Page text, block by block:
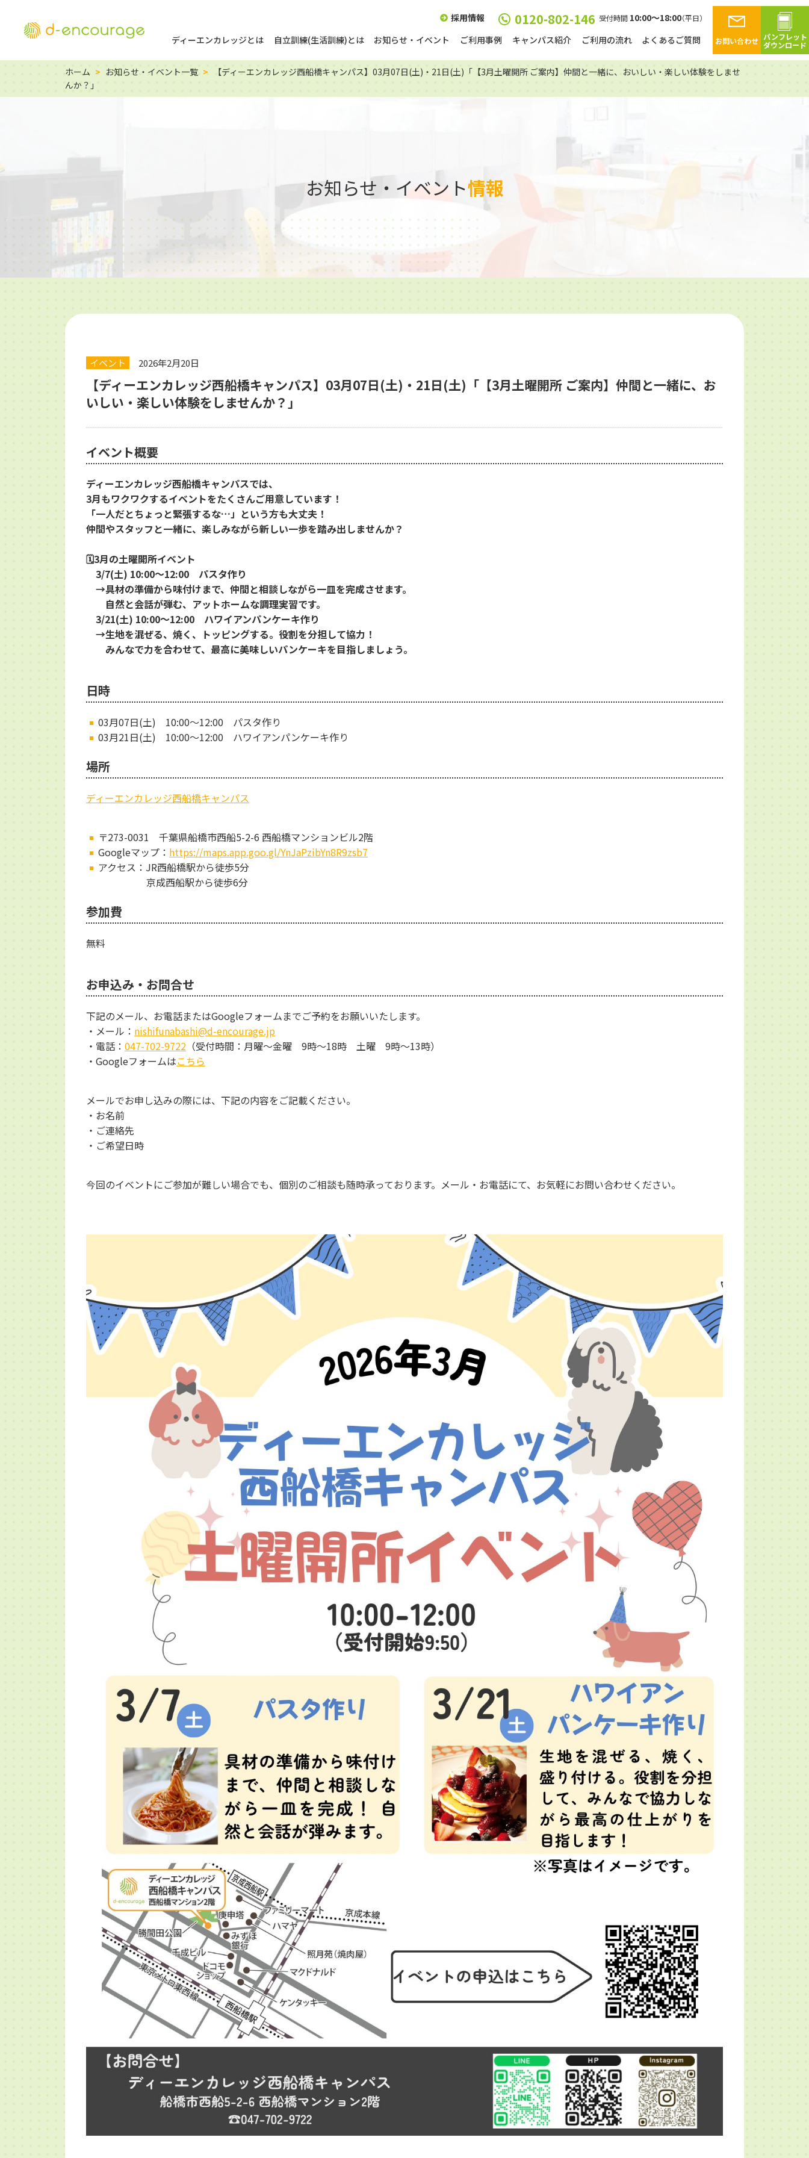
採用情報 0120-802-146 受付時間 10:00～18:00（平日）
ディーエンカレッジとは 自立訓練(生活訓練)とは お知らせ・イベント ご利用事例 キャンパス紹介 ご利用の流れ よくあるご質問 お問い合わせ パンフレット
ダウンロード
ホーム > お知らせ・イベント一覧 >
【ディーエンカレッジ西船橋キャンパス】03月07日(土)・21日(土)「【3月土曜開所 ご案内】仲間と一緒に、おいしい・楽しい体験をしませ
んか？」
お知らせ・イベント情報
イベント 2026年2月20日
【ディーエンカレッジ西船橋キャンパス】03月07日(土)・21日(土)「【3月土曜開所 ご案内】仲間と一緒に、お
いしい・楽しい体験をしませんか？」
イベント概要
ディーエンカレッジ西船橋キャンパスでは、
3月もワクワクするイベントをたくさんご用意しています！
「一人だとちょっと緊張するな…」という方も大丈夫！
仲間やスタッフと一緒に、楽しみながら新しい一歩を踏み出しませんか？
🗓️3月の土曜開所イベント
3/7(土) 10:00～12:00 パスタ作り
→具材の準備から味付けまで、仲間と相談しながら一皿を完成させます。
自然と会話が弾む、アットホームな調理実習です。
3/21(土) 10:00～12:00 ハワイアンパンケーキ作り
→生地を混ぜる、焼く、トッピングする。役割を分担して協力！
みんなで力を合わせて、最高に美味しいパンケーキを目指しましょう。
日時
03月07日(土) 10:00～12:00 パスタ作り
03月21日(土) 10:00～12:00 ハワイアンパンケーキ作り
場所
ディーエンカレッジ西船橋キャンパス
〒273-0031 千葉県船橋市西船5-2-6 西船橋マンションビル2階
Googleマップ： https://maps.app.goo.gl/YnJaPzibYn8R9zsb7
アクセス：JR西船橋駅から徒歩5分
京成西船駅から徒歩6分
参加費
無料
お申込み・お問合せ
下記のメール、お電話またはGoogleフォームまでご予約をお願いいたします。
・メール： nishifunabashi@d-encourage.jp
・電話： 047-702-9722 （受付時間：月曜～金曜 9時～18時 土曜 9時～13時）
・Googleフォームはこちら
メールでお申し込みの際には、下記の内容をご記載ください。
・お名前
・ご連絡先
・ご希望日時
今回のイベントにご参加が難しい場合でも、個別のご相談も随時承っております。メール・お電話にて、お気軽にお問い合わせください。